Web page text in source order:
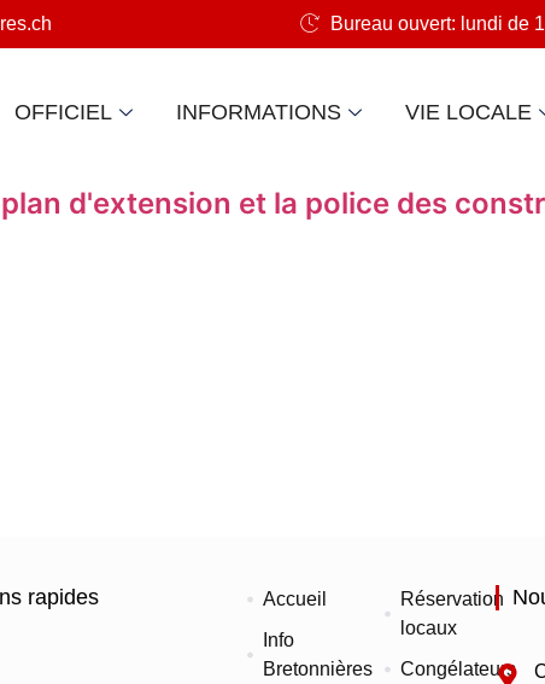
Bureau ouvert: lundi de
OFFICIEL INFORMATIONS VIE LOCALE
d'extension et la police des
rapides
Accueil
Info
Bretonnières
Réservation
locaux
Congélateurs